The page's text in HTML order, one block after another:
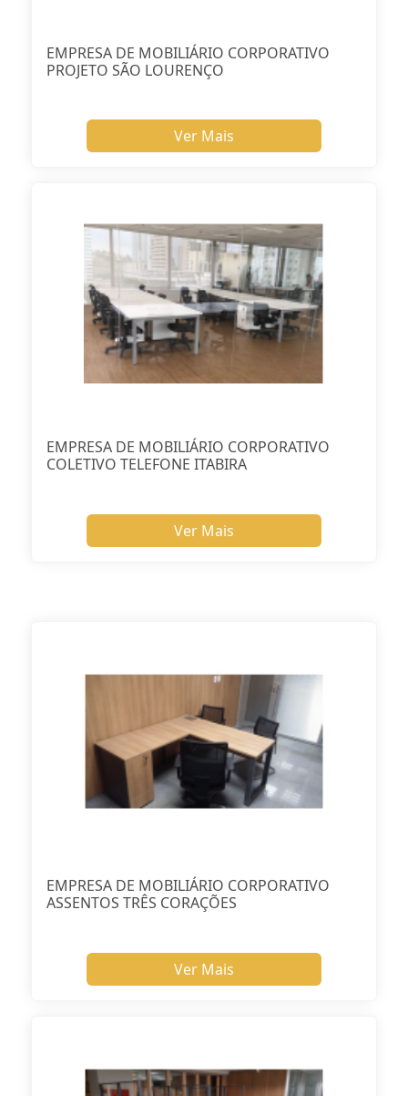
EMPRESA DE MOBILIÁRIO CORPORATIVO
PROJETO SÃO LOURENÇO
Ver Mais
EMPRESA DE MOBILIÁRIO CORPORATIVO
COLETIVO TELEFONE ITABIRA
Ver Mais
EMPRESA DE MOBILIÁRIO CORPORATIVO
ASSENTOS TRÊS CORAÇÕES
Ver Mais